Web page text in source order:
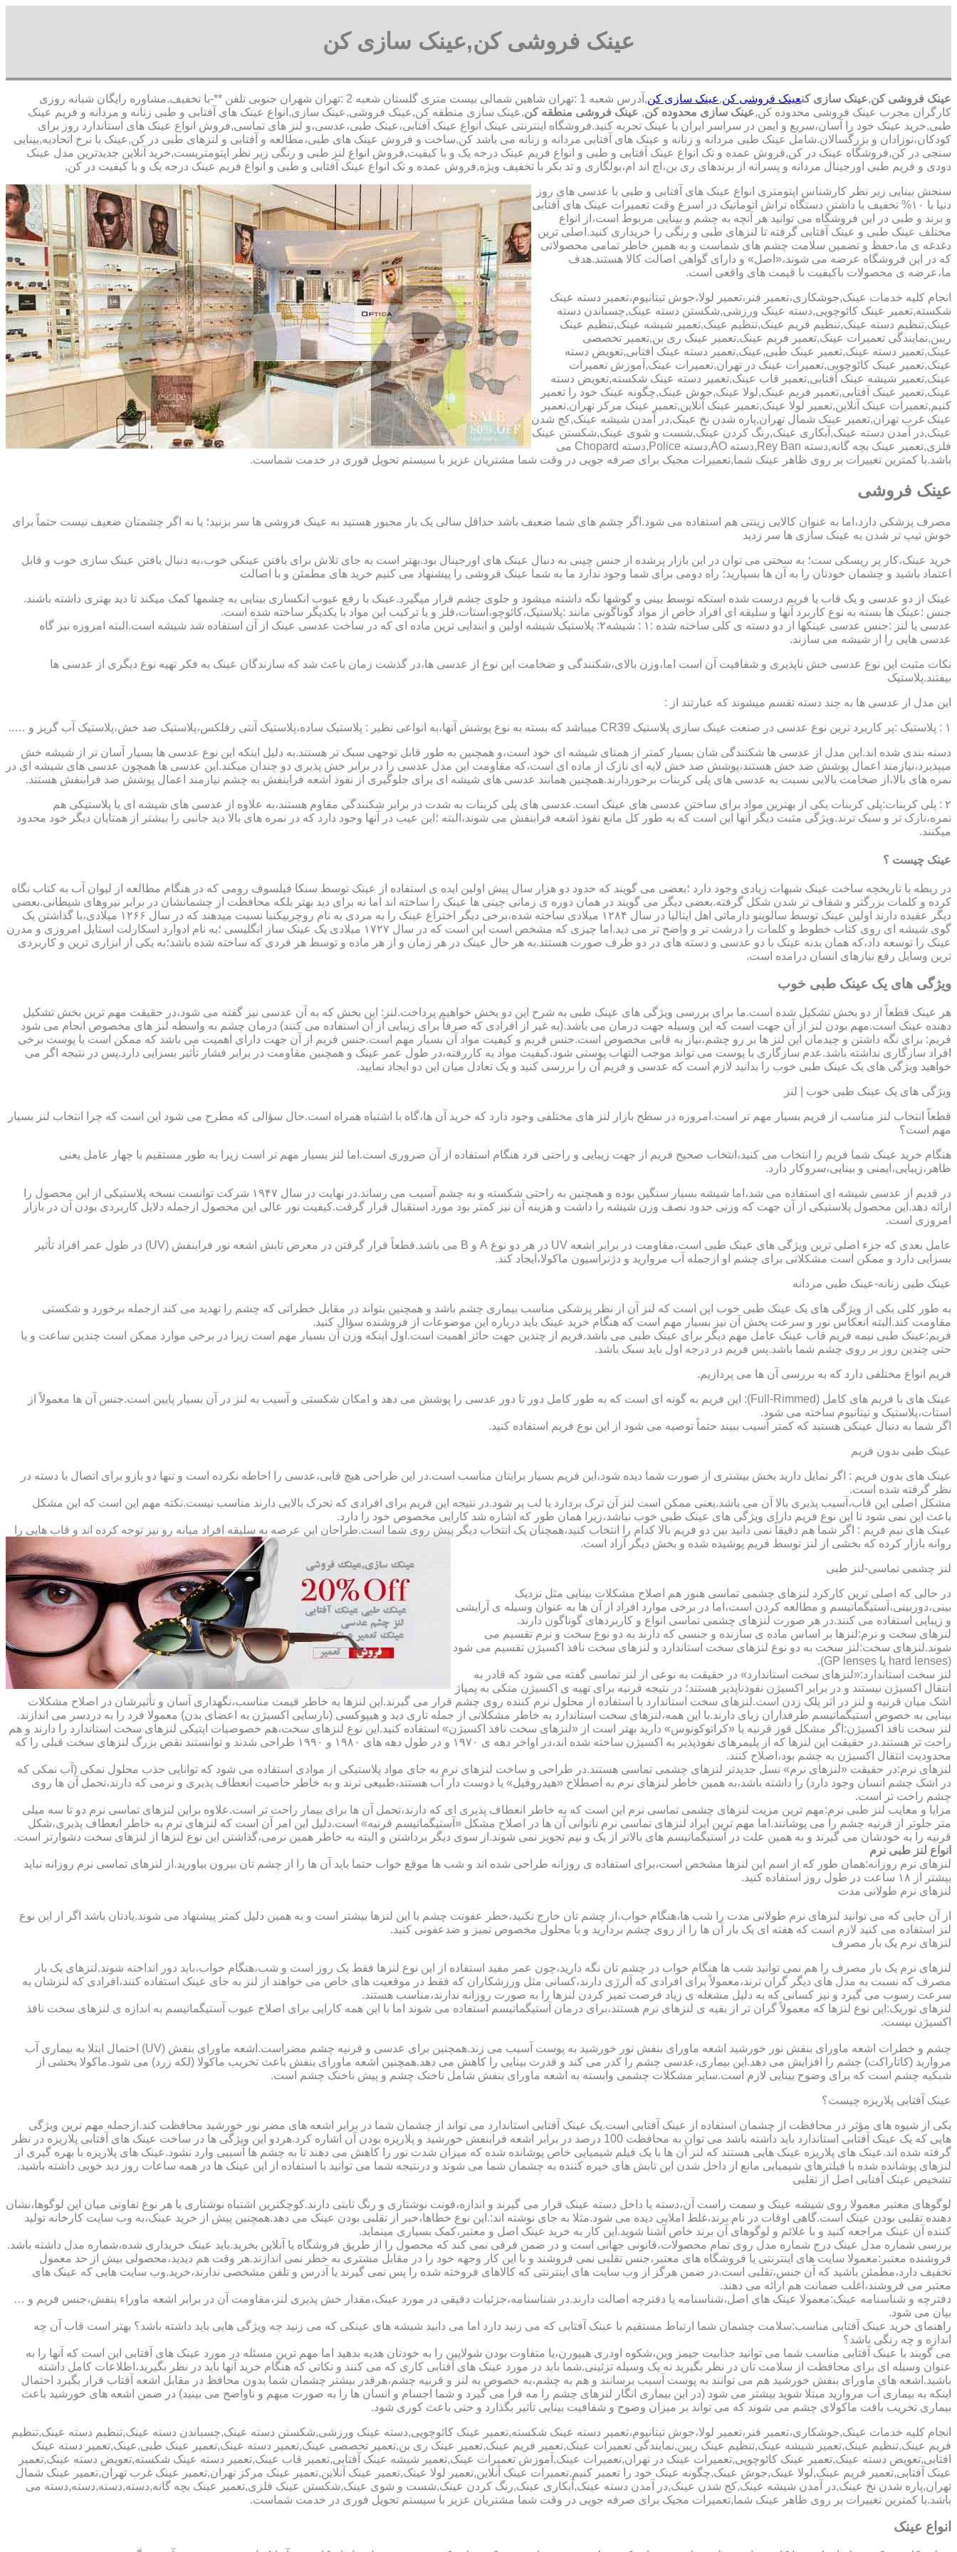
عینک فروشی کن,عینک سازی کن
عینک فروشی کن,عینک سازی کنعینک فروشی کن,عینک سازی کن
,آدرس شعبه 1 :تهران شاهین شمالی بیست متری گلستان شعبه 2 :تهران شهران جنوبی تلفن **-با تخفیف.مشاوره رایگان شبانه روزی
کارگران مجرب عینک فروشی محدوده کن,عینک سازی محدوده کن, عینک فروشی منطقه کن,عینک سازی منطقه کن,عینک فروشی,عینک سازی,انواع عینک های آفتابی و طبی زنانه و مردانه و فریم عینک
طبی,خرید عینک خود را آسان،سریع و ایمن در سراسر ایران با عینک تجربه کنید.فروشگاه اینترنتی عینک انواع عینک آفتابی،عینک طبی،عدسی،و لنز های تماسی,فروش انواع عینک های استاندارد روز برای
کودکان،نوزادان و بزرگسالان.شامل عینک طبی مردانه و زنانه و عینک های آفتابی مردانه و زنانه می باشد کن,ساخت و فروش عینک های طبی،مطالعه و آفتابی و لنزهای طبی در کن,عینک با نرخ اتحادیه,بینایی
سنجی در کن,فروشگاه عینک در کن,فروش عمده و تک انواع عینک آفتابی و طبی و انواع فریم عینک درجه یک و با کیفیت,فروش انواع لنز طبی و رنگی زیر نظر اپتومتریست,خرید آنلاین جدیدترین مدل عینک
دودی و فریم طبی اورجینال مردانه و پسرانه از برندهای ری بن،اچ اند ام،بولگاری و تد بکر با تخفیف ویژه,فروش عمده و تک انواع عینک آفتابی و طبی و انواع فریم عینک درجه یک و با کیفیت در کن,
سنجش بینایی زیر نظر کارشناس اپتومتری انواع عینک های آفتابی و طبی با عدسی های روز
دنیا با ۱۰% تخفیف با داشتن دستگاه تراش اتوماتیک در اسرع وقت تعمیرات عینک های آفتابی
و برند و طبی در این فروشگاه می توانید هر آنچه به چشم و بینایی مربوط است،از انواع
مختلف عینک طبی و عینک آفتابی گرفته تا لنزهای طبی و رنگی را خریداری کنید.اصلی ترین
دغدغه ی ما،حفظ و تضمین سلامت چشم های شماست و به همین خاطر تمامی محصولاتی
که در این فروشگاه عرضه می شوند،«اصل» و دارای گواهی اصالت کالا هستند.هدف
ما،عرضه ی محصولات باکیفیت با قیمت های واقعی است.
انجام کلیه خدمات عینک,جوشکاری،تعمیر فنر،تعمیر لولا،جوش تیتانیوم،تعمیر دسته عینک
شکسته,تعمیر عینک کائوچویی,دسته عینک ورزشی,شکستن دسته عینک,چسباندن دسته
عینک,تنظیم دسته عینک,تنظیم فریم عینک,تنظیم عینک,تعمیر شیشه عینک,تنظیم عینک
ریبن,نمایندگی تعمیرات عینک,تعمیر فریم عینک,تعمیر عینک ری بن,تعمیر تخصصی
عینک,تعمیر دسته عینک,تعمیر عینک طبی,عینک,تعمیر دسته عینک افتابی,تعویض دسته
عینک,تعمیر عینک کائوچویی,تعمیرات عینک در تهران,تعمیرات عینک,آموزش تعمیرات
عینک,تعمیر شیشه عینک آفتابی,تعمیر قاب عینک,تعمیر دسته عینک شکسته,تعویض دسته
عینک,تعمیر عینک آفتابی,تعمیر فریم عینک,لولا عینک,جوش عینک,چگونه عینک خود را تعمیر
کنیم,تعمیرات عینک آنلاین,تعمیر لولا عینک,تعمیر عینک آنلاین,تعمیر عینک مرکز تهران,تعمیر
عینک غرب تهران,تعمیر عینک شمال تهران,پاره شدن نخ عینک,در آمدن شیشه عینک,کج شدن
عینک,در آمدن دسته عینک,آبکاری عینک,رنگ کردن عینک,شست و شوی عینک,شکستن عینک
فلزی,تعمیر عینک بچه گانه,دسته Rey Ban,دسته AO,دسته Police,دسته Chopard می
باشد.با کمترین تغییرات بر روی ظاهر عینک شما,تعمیرات مجیک برای صرفه جویی در وقت شما مشتریان عزیز با سیستم تحویل فوری در خدمت شماست.
عینک فروشی
مصرف پزشکی دارد،اما به عنوان کالایی زینتی هم استفاده می شود.اگر چشم های شما ضعیف باشد حداقل سالی یک بار مجبور هستید به عینک فروشی ها سر بزنید؛ یا نه اگر چشمتان ضعیف نیست حتماً برای
خوش تیپ تر شدن به عینک سازی ها سر زدید
خرید عینک،کار پر ریسکی ست؛ به سختی می توان در این بازار پرشده از جنس چینی به دنبال عینک های اورجینال بود.بهتر است به جای تلاش برای یافتن عینکی خوب،به دنبال یافتن عینک سازی خوب و قابل
اعتماد باشید و چشمان خودتان را به آن ها بسپارید؛ راه دومی برای شما وجود ندارد ما به شما عینک فروشی را پیشنهاد می کنیم خرید های مطمئن و با اصالت
عینک از دو عدسی و یک قاب یا فریم درست شده استکه توسط بینی و گوشها نگه داشته میشود و جلوی چشم قرار میگیرد.عینک با رفع عیوب انکساری بینایی به چشمها کمک میکند تا دید بهتری داشته باشند.
جنس :عینک ها بسته به نوع کاربرد آنها و سلیقه ای افراد خاص از مواد گوناگونی مانند :پلاستیک،کائوچو،استات،فلز و یا ترکیب این مواد با یکدیگر ساخته شده است.
عدسی یا لنز :جنس عدسی عینکها از دو دسته ی کلی ساخته شده :۱ : شیشه۲: پلاستیک شیشه اولین و ابندایی ترین ماده ای که در ساخت عدسی عینک از آن استفاده شد شیشه است.البته امروزه نیز گاه
عدسی هایی را از شیشه می سازند.
نکات مثبت این نوع عدسی خش ناپذیری و شفافیت آن است اما،وزن بالای،شکنندگی و ضخامت این نوع از عدسی ها،در گذشت زمان باعث شد که سازندگان عینک به فکر تهیه نوع دیگری از عدسی ها
بیفتند.پلاستیک
این مدل از عدسی ها به چند دسته تقسم میشوند که عبارتند از :
۱ : پلاستیک :پر کاربرد ترین نوع عدسی در صنعت عینک سازی پلاستیک CR39 میباشد که بسته به نوع پوشش آنها،به انواعی نظیر : پلاستیک ساده،پلاستیک آنتی رفلکس،پلاستیک ضد خش،پلاستیک آب گریز و …..
دسته بندی شده اند.این مدل از عدسی ها شکنندگی شان بسیار کمتر از همتای شیشه ای خود است،و همچنین به طور قابل توجهی سبک تر هستند.به دلیل اینکه این نوع عدسی ها بسیار آسان تر از شیشه خش
میپذیرد،نیازمند اعمال پوشش ضد خش هستند،پوشش ضد خش لایه ای نازک از ماده ای است،که مقاومت این مدل عدسی را در برابر خش پذیری دو چندان میکند.این عدسی ها همچون عدسی های شیشه ای در
نمره های بالا،از ضخامت بالایی نسبت به عدسی های پلی کربنات برخوردارند.همچنین همانند عدسی های شیشه ای برای جلوگیری از نفوذ اشعه فرابنفش به چشم نیازمند اعمال پوشش ضد فرابنفش هستند.
۲ : پلی کربنات:پلی کربنات یکی از بهترین مواد برای ساختن عدسی های عینک است.عدسی های پلی کربنات به شدت در برابر شکنندگی مقاوم هستند،به علاوه از عدسی های شیشه ای یا پلاستیکی هم
نمره،نازک تر و سبک ترند.ویژگی مثبت دیگر آنها این است که به طور کل مانع نفوذ اشعه فرابنفش می شوند،البته ؛این عیب در آنها وجود دارد که در نمره های بالا دید جانبی را بیشتر از همتایان دیگر خود محدود
میکنند.
عینک چیست ؟
در ربطه با تاریخچه ساخت عینک شبهات زیادی وجود دارد ؛بعضی می گویند که حدود دو هزار سال پیش اولین ایده ی استفاده از عینک توسط سنکا فیلسوف رومی که در هنگام مطالعه از لیوان آب به کتاب نگاه
کرده و کلمات بزرگتر و شفاف تر شدن شکل گرفته.بعضی دیگر می گویند در همان دوره ی زمانی چینی ها عینک را ساخته اند اما نه برای دید بهتر بلکه محافظت از چشمانشان در برابر نیروهای شیطانی.بعضی
دیگر عقیده دارند اولین عینک توسط سالوینو دارماتی اهل ایتالیا در سال ۱۲۸۴ میلادی ساخته شده،برخی دیگر اختراع عینک را به مردی به نام روچربیکنبا نسبت میدهند که در سال ۱۲۶۶ میلادی،با گذاشتن یک
گوی شیشه ای روی کتاب خطوط و کلمات را درشت تر و واضح تر می دید.اما چیزی که مشخص است این است که در سال ۱۷۲۷ میلادی یک عینک ساز انگلیسی ؛به نام ادوارد اسکارلت استایل امروزی و مدرن
عینک را توسعه داد،که همان بدنه عینک با دو عدسی و دسته های در دو طرف صورت هستند.به هر حال عینک در هر زمان و از هر ماده و توسط هر فردی که ساخته شده باشد؛به یکی از ابزاری ترین و کاربردی
ترین وسایل رفع نیازهای انسان درامده است.
ویژگی های یک عینک طبی خوب
هر عینک قطعاً از دو بخش تشکیل شده است.ما برای بررسی ویژگی های عینک طبی به شرح این دو بخش خواهیم پرداخت.لنز: این بخش که به آن عدسی نیز گفته می شود،در حقیقت مهم ترین بخش تشکیل
دهنده عینک است.مهم بودن لنز از آن جهت است که این وسیله جهت درمان می باشد.(به غیر از افرادی که صرفاً برای زیبایی از آن استفاده می کنند) درمان چشم به واسطه لنز های مخصوص انجام می شود
فریم: برای نگه داشتن و چیدمان این لنز ها بر رو چشم،نیاز به قابی مخصوص است.جنس فریم و کیفیت مواد آن بسیار مهم است.جنس فریم از آن جهت دارای اهمیت می باشد که ممکن است با پوست برخی
افراد سازگاری نداشته باشد.عدم سازگاری با پوست می تواند موجب التهاب پوستی شود.کیفیت مواد به کاررفته،در طول عمر عینک و همچنین مقاومت در برابر فشار تأثیر بسزایی دارد.پس در نتیجه اگر می
خواهید ویژگی های یک عینک طبی خوب را بدانید لازم است که عدسی و فریم آن را بررسی کنید و یک تعادل میان این دو ایجاد نمایید.
ویژگی های یک عینک طبی خوب | لنز
قطعاً انتخاب لنز مناسب از فریم بسیار مهم تر است.امروزه در سطح بازار لنز های مختلفی وجود دارد که خرید آن ها،گاه با اشتباه همراه است.حال سؤالی که مطرح می شود این است که چرا انتخاب لنز بسیار
مهم است؟
هنگام خرید عینک شما فریم را انتخاب می کنید،انتخاب صحیح فریم از جهت زیبایی و راحتی فرد هنگام استفاده از آن ضروری است.اما لنز بسیار مهم تر است زیرا به طور مستقیم با چهار عامل یعنی
ظاهر،زیبایی،ایمنی و بینایی،سروکار دارد.
در قدیم از عدسی شیشه ای استفاده می شد،اما شیشه بسیار سنگین بوده و همچنین به راحتی شکسته و به چشم آسیب می رساند.در نهایت در سال ۱۹۴۷ شرکت توانست نسخه پلاستیکی از این محصول را
ارائه دهد.این محصول پلاستیکی از آن جهت که وزنی حدود نصف وزن شیشه را داشت و هزینه آن نیز کمتر بود مورد استقبال قرار گرفت.کیفیت نور عالی این محصول ازجمله دلایل کاربردی بودن آن در بازار
امروزی است.
عامل بعدی که جزء اصلی ترین ویژگی های عینک طبی است،مقاومت در برابر اشعه UV در هر دو نوع A و B می باشد.قطعاً قرار گرفتن در معرض تابش اشعه نور فرابنفش (UV) در طول عمر افراد تأثیر
بسزایی دارد و ممکن است مشکلاتی برای چشم او ازجمله آب مروارید و دژنراسیون ماکولا،ایجاد کند.
عینک طبی زنانه-عینک طبی مردانه
به طور کلی یکی از ویژگی های یک عینک طبی خوب این است که لنز آن از نظر پزشکی مناسب بیماری چشم باشد و همچنین بتواند در مقابل خطراتی که چشم را تهدید می کند ازجمله برخورد و شکستی
مقاومت کند.البته انعکاس نور و سرعت پخش آن نیز بسیار مهم است که هنگام خرید عینک باید درباره این موضوعات از فروشنده سؤال کنید.
فریم:عینک طبی نیمه فریم قاب عینک عامل مهم دیگر برای عینک طبی می باشد.فریم از چندین جهت حائز اهمیت است.اول اینکه وزن آن بسیار مهم است زیرا در برخی موارد ممکن است چندین ساعت و یا
حتی چندین روز بر روی چشم شما باشد.پس فریم در درجه اول باید سبک باشد.
فریم انواع مختلفی دارد که به بررسی آن ها می پردازیم.
عینک های با فریم های کامل (Full-Rimmed): این فریم به گونه ای است که به طور کامل دور تا دور عدسی را پوشش می دهد و امکان شکستی و آسیب به لنز در آن بسیار پایین است.جنس آن ها معمولاً از
استات،پلاستیک و تیتانیوم ساخته می شود.
اگر شما به دنبال عینکی هستید که کمتر آسیب ببیند حتماً توصیه می شود از این نوع فریم استفاده کنید.
عینک طبی بدون فریم
عینک های بدون فریم : اگر تمایل دارید بخش بیشتری از صورت شما دیده شود،این فریم بسیار برایتان مناسب است.در این طراحی هیچ قابی،عدسی را احاطه نکرده است و تنها دو بازو برای اتصال با دسته در
نظر گرفته شده است.
مشکل اصلی این قاب،آسیب پذیری بالا آن می باشد.یعنی ممکن است لنز آن ترک بردارد یا لب پر شود.در نتیجه این فریم برای افرادی که تحرک بالایی دارند مناسب نیست.نکته مهم این است که این مشکل
باعث این نمی شود تا این نوع فریم دارای ویژگی های عینک طبی خوب نباشد،زیرا همان طور که اشاره شد کارایی مخصوص خود را دارد.
عینک های نیم فریم : اگر شما هم دقیقاً نمی دانید بین دو فریم بالا کدام را انتخاب کنید،همچنان یک انتخاب دیگر پیش روی شما است.طراحان این عرصه به سلیقه افراد میانه رو نیز توجه کرده اند و قاب هایی را
روانه بازار کرده که بخشی از لنز توسط فریم پوشیده شده و بخش دیگر آزاد است.
لنز چشمی تماسی-لنز طبی
در حالی که اصلی ترین کارکرد لنزهای چشمی تماسی هنوز هم اصلاح مشکلات بینایی مثل نزدیک
بینی،دوربینی،آستیگماتیسم و مطالعه کردن است،اما در برخی موارد افراد از آن ها به عنوان وسیله ی آرایشی
و زیبایی استفاده می کنند.در هر صورت لنزهای چشمی تماسی انواع و کاربردهای گوناگون دارند.
لنزهای سخت و نرم:لنزها بر اساس ماده ی سازنده و جنسی که دارند به دو نوع سخت و نرم تقسیم می
شوند.لنزهای سخت:لنز سخت به دو نوع لنزهای سخت استاندارد و لنزهای سخت نافذ اکسیژن تقسیم می شود
(hard lenses یا GP lenses).
لنز سخت استاندارد:«لنزهای سخت استاندارد» در حقیقت به نوعی از لنز تماسی گفته می شود که قادر به
انتقال اکسیژن نیستند و در برابر اکسیژن نفوذناپذیر هستند؛ در نتیجه قرنیه برای تهیه ی اکسیژن متکی به پمپاژ
اشک میان قرنیه و لنز در اثر پلک زدن است.لنزهای سخت استاندارد با استفاده از محلول نرم کننده روی چشم قرار می گیرند.این لنزها به خاطر قیمت مناسب،نگهداری آسان و تأثیرشان در اصلاح مشکلات
بینایی به خصوص آستیگماتیسم طرفداران زیای دارند.با این همه،لنزهای سخت استاندارد به خاطر مشکلاتی از جمله تاری دید و هیپوکسی (نارسایی اکسیژن به اعضای بدن) معمولا فرد را به دردسر می اندازند.
لنز سخت نافذ اکسیژن:اگر مشکل قوز قرنیه یا «کراتوکونوس» دارید بهتر است از «لنزهای سخت نافذ اکسیژن» استفاده کنید.این نوع لنزهای سخت،هم خصوصیات اپتیکی لنزهای سخت استاندارد را دارند و هم
راحت تر هستند.در حقیقت این لنزها که از پلیمرهای نفوذپذیر به اکسیژن ساخته شده اند،در اواخر دهه ی ۱۹۷۰ و در طول دهه های ۱۹۸۰ و ۱۹۹۰ طراحی شدند و توانستند نقص بزرگ لنزهای سخت قبلی را که
محدودیت انتقال اکسیژن به چشم بود،اصلاح کنند.
لنزهای نرم:در حقیقت «لنزهای نرم» نسل جدیدتر لنزهای چشمی تماسی هستند.در طراحی و ساخت لنزهای نرم به جای مواد پلاستیکی از موادی استفاده می شود که توانایی جذب محلول نمکی (آب نمکی که
در اشک چشم انسان وجود دارد) را داشته باشد،به همین خاطر لنزهای نرم به اصطلاح «هیدروفیل» یا دوست دار آب هستند،طبیعی ترند و به خاطر خاصیت انعطاف پذیری و نرمی که دارند،تحمل آن ها روی
چشم راحت تر است.
مزایا و معایب لنز طبی نرم:مهم ترین مزیت لنزهای چشمی تماسی نرم این است که به خاطر انعطاف پذیری ای که دارند،تحمل آن ها برای بیمار راحت تر است.علاوه براین لنزهای تماسی نرم دو تا سه میلی
متر جلوتر از قرنیه چشم را می پوشانند.اما مهم ترین ایراد لنزهای تماسی نرم ناتوانی آن ها در اصلاح مشکل «آستیگماتیسم قرنیه» است.دلیل این امر آن است که لنزهای نرم به خاطر انعطاف پذیری،شکل
قرنیه را به خودشان می گیرند و به همین علت در آستیگماتیسم های بالاتر از یک و نیم تجویز نمی شوند.از سوی دیگر برداشتن و البته به خاطر همین نرمی،گذاشتن این نوع لنزها از لنزهای سخت دشوارتر است.
انواع لنز طبی نرم
لنزهای نرم روزانه:همان طور که از اسم این لنزها مشخص است،برای استفاده ی روزانه طراحی شده اند و شب ها موقع خواب حتما باید آن ها را از چشم تان بیرون بیاورید.از لنزهای تماسی نرم روزانه نباید
بیشتر از ۱۸ ساعت در طول روز استفاده کنید.
لنزهای نرم طولانی مدت
از آن جایی که می توانید لنزهای نرم طولانی مدت را شب ها،هنگام خواب،از چشم تان خارج نکنید،خطر عفونت چشم با این لنزها بیشتر است و به همین دلیل کمتر پیشنهاد می شوند.یادتان باشد اگر از این نوع
لنز استفاده می کنید لازم است که هفته ای یک بار آن ها را از روی چشم بردارید و با محلول مخصوص تمیز و ضدعفونی کنید.
لنزهای نرم یک بار مصرف
لنزهای نرم یک بار مصرف را هم نمی توانید شب ها هنگام خواب در چشم تان نگه دارید،چون عمر مفید استفاده از این نوع لنزها فقط یک روز است و شب،هنگام خواب،باید دور انداخته شوند.لنزهای یک بار
مصرف که نسبت به مدل های دیگر گران ترند،معمولاً برای افرادی که آلرژی دارند،کسانی مثل ورزشکاران که فقط در موقعیت های خاص می خواهند از لنز به جای عینک استفاده کنند،افرادی که لنزشان به
سرعت رسوب می گیرد و نیز کسانی که به دلیل مشغله ی زیاد فرصت تمیز کردن لنزها را به صورت روزانه ندارند،مناسب هستند.
لنزهای توریک:این نوع لنزها که معمولاً گران تر از بقیه ی لنزهای نرم هستند،برای درمان آستیگماتیسم استفاده می شوند اما با این همه کارایی برای اصلاح عیوب آستیگماتیسم به اندازه ی لنزهای سخت نافذ
اکسیژن نیست.
چشم و خطرات اشعه ماورای بنفش نور خورشید اشعه ماورای بنفش نور خورشید به پوست آسیب می زند.همچنین برای عدسی و قرنیه چشم مضراست.اشعه ماورای بنفش (UV) احتمال ابتلا به بیماری آب
مروارید (کاتاراکت) چشم را افزایش می دهد.این بیماری،عدسی چشم را کدر می کند و قدرت بینایی را کاهش می دهد.همچنین اشعه ماورای بنفش باعث تخریب ماکولا (لکه زرد) می شود.ماکولا بخشی از
شبکیه چشم است که برای وضوح بینایی لازم است.سایر مشکلات چشمی وابسته به اشعه ماورای بنفش شامل ناخنک چشم و پیش ناخنک چشم است.
عینک آفتابی پلاریزه چیست؟
یکی از شیوه های مؤثر در محافظت از چشمان استفاده از عینک آفتابی است.یک عینک آفتابی استاندارد می تواند از چشمان شما در برابر اشعه های مضر نور خورشید محافظت کند.ازجمله مهم ترین ویژگی
هایی که یک عینک آفتابی استاندارد باید داشته باشد می توان به محافظت 100 درصد در برابر اشعه فرابنفش خورشید و پلاریزه بودن آن اشاره کرد.هردو این ویژگی ها در ساخت عینک های آفتابی پلاریزه در نظر
گرفته شده اند.عینک های پلاریزه عینک هایی هستند که لنز آن ها با یک فیلم شیمیایی خاص پوشانده شده که میزان شدت نور را کاهش می دهند تا به چشم ها آسیبی وارد نشود.عینک های پلاریزه با بهره گیری از
لنزهای پوشانده شده با فیلترهای شیمیایی مانع از داخل شدن این تابش های خیره کننده به چشمان شما می شوند و درنتیجه شما می توانید با استفاده از این عینک ها در همه ساعات روز دید خوبی داشته باشید.
تشخیص عینک آفتابی اصل از تقلبی
لوگوهای معتبر معمولا روی شیشه عینک و سمت راست آن،دسته یا داخل دسته عینک قرار می گیرند و اندازه،فونت نوشتاری و رنگ ثابتی دارند.کوچکترین اشتباه نوشتاری یا هر نوع تفاوتی میان این لوگوها،نشان
دهنده تقلبی بودن عینک است.گاهی اوقات در نام برند،غلط املایی دیده می شود.مثلا به جای نوشته اند:.این نوع خطاها،خبر از تقلبی بودن عینک می دهد.همچنین پیش از خرید عینک،به وب سایت کارخانه تولید
کننده آن عینک مراجعه کنید و با علائم و لوگوهای آن برند خاص آشنا شوید.این کار به خرید عینک اصل و معتبر،کمک بسیاری مینماید.
بررسی شماره مدل عینک درج شماره مدل روی تمام محصولات،قانونی جهانی است و در ضمن فرقی نمی کند که محصول را از طریق فروشگاه یا آنلاین بخرید.باید عینک خریداری شده،شماره مدل داشته باشد.
فروشنده معتبر:معمولا سایت های اینترنتی یا فروشگاه های معتبر،جنس تقلبی نمی فروشند و با این کار وجهه خود را در مقابل مشتری به خطر نمی اندازند.هر وقت هم دیدید،محصولی بیش از حد معمول
تخفیف دارد،مطمئن باشید که آن جنس،تقلبی است.در ضمن هرگز از وب سایت های اینترنتی که کالاهای فروخته شده را پس نمی گیرند یا آدرس و تلفن مشخصی ندارند،خرید.وب سایت هایی که عینک های
معتبر می فروشند،اغلب ضمانت هم ارائه می دهند.
دفترچه و شناسنامه عینک:معمولا عینک های اصل،شناسنامه یا دفترچه اصالت دارند.در شناسنامه،جزئیات دقیقی در مورد عینک،مقدار خش پذیری لنز،مقاومت آن در برابر اشعه ماوراء بنفش،جنس فریم و …
بیان می شود.
راهنمای خرید عینک آفتابی مناسب:سلامت چشمان شما ارتباط مستقیم با عینک آفتابی که می زنید دارد اما می دانید شیشه های عینکی که می زنید چه ویژگی هایی باید داشته باشد؟ بهتر است قاب آن چه
اندازه و چه رنگی باشد؟
می گویند با عینک آفتابی مناسب شما می توانید جذابیت جیمز وین،شکوه اودری هیپورن،یا متفاوت بودن شولاپین را به خودتان هدیه بدهید اما مهم ترین مسئله در مورد عینک های آفتابی این است که آنها را به
عنوان وسیله ای برای محافظت از سلامت تان در نظر بگیرید نه یک وسیله تزئینی.شما باید در مورد عینک های آفتابی کاری که می کنند و نکاتی که هنگام خرید آنها باید در نظر بگیرید،اطلاعات کامل داشته
باشید.اشعه های ماورای بنفش خورشید هم می توانند به پوست آسیب برسانند و هم به چشم،به خصوص به لنز و قرنیه چشم،هرقدر بیشتر چشمان شما بدون محافظ در مقابل اشعه آفتاب قرار بگیرد احتمال
اینکه به بیماری آب مروارید مبتلا شوید بیشتر می شود (در این بیماری انگار لنزهای چشم را مه فرا می گیرد و شما اجسام و انسان ها را به صورت مبهم و ناواضح می بینید) در ضمن اشعه های خورشید باعث
بیماری تخریب بافت ماکولای چشم می شوند که می تواند بر میزان وضوح و شفافیت بینایی تاثیر بگذارد و حتی باعث کوری شود.
انجام کلیه خدمات عینک,جوشکاری،تعمیر فنر،تعمیر لولا،جوش تیتانیوم،تعمیر دسته عینک شکسته,تعمیر عینک کائوچویی,دسته عینک ورزشی,شکستن دسته عینک,چسباندن دسته عینک,تنظیم دسته عینک,تنظیم
فریم عینک,تنظیم عینک,تعمیر شیشه عینک,تنظیم عینک ریبن,نمایندگی تعمیرات عینک,تعمیر فریم عینک,تعمیر عینک ری بن,تعمیر تخصصی عینک,تعمیر دسته عینک,تعمیر عینک طبی,عینک,تعمیر دسته عینک
افتابی,تعویض دسته عینک,تعمیر عینک کائوچویی,تعمیرات عینک در تهران,تعمیرات عینک,آموزش تعمیرات عینک,تعمیر شیشه عینک آفتابی,تعمیر قاب عینک,تعمیر دسته عینک شکسته,تعویض دسته عینک,تعمیر
عینک آفتابی,تعمیر فریم عینک,لولا عینک,جوش عینک,چگونه عینک خود را تعمیر کنیم,تعمیرات عینک آنلاین,تعمیر لولا عینک,تعمیر عینک آنلاین,تعمیر عینک مرکز تهران,تعمیر عینک غرب تهران,تعمیر عینک شمال
تهران,پاره شدن نخ عینک,در آمدن شیشه عینک,کج شدن عینک,در آمدن دسته عینک,آبکاری عینک,رنگ کردن عینک,شست و شوی عینک,شکستن عینک فلزی,تعمیر عینک بچه گانه,دسته,دسته,دسته,دسته می
باشد.با کمترین تغییرات بر روی ظاهر عینک شما,تعمیرات مجیک برای صرفه جویی در وقت شما مشتریان عزیز با سیستم تحویل فوری در خدمت شماست.
انواع عینک